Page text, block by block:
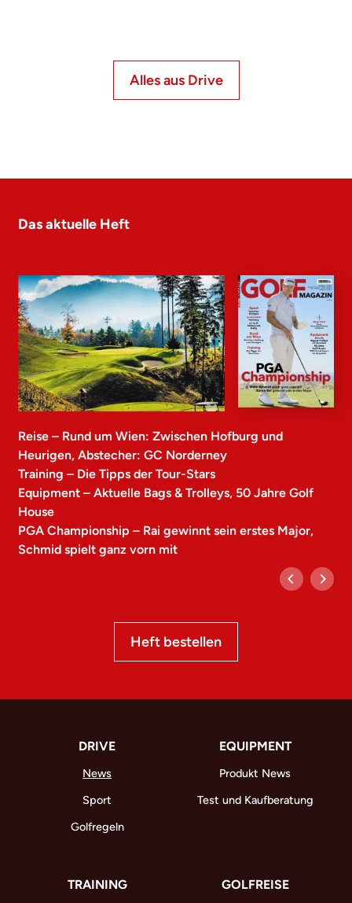
Alles aus Drive
Das aktuelle Heft
Reise – Rund um Wien: Zwischen Hofburg und
Heurigen, Abstecher: GC Norderney
Training – Die Tipps der Tour-Stars
Equipment – Aktuelle Bags & Trolleys, 50 Jahre Golf
House
PGA Championship – Rai gewinnt sein erstes Major,
Schmid spielt ganz vorn mit
Heft bestellen
DRIVE
News
Sport
Golfregeln
EQUIPMENT
Produkt News
Test und Kaufberatung
TRAINING GOLFREISE